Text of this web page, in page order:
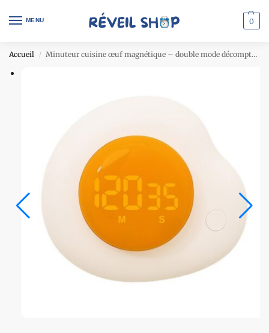
MENU 0
Accueil / Minuteur cuisine œuf magnétique – double mode décompte et chrono 180 min – design ludique